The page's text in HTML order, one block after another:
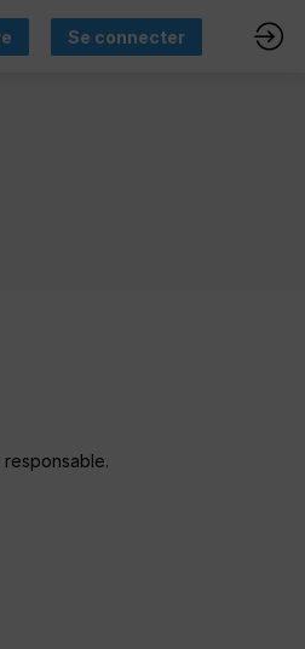
Se connecter